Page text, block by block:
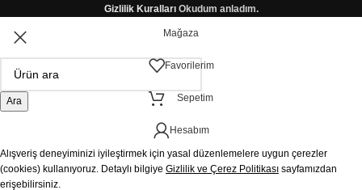
Gizlilik KurallarıOkudum anladım.
Ara
Mağaza
Favorilerim
Sepetim
Hesabım
Alışveriş deneyiminizi iyileştirmek için yasal düzenlemelere uygun çerezler
(cookies) kullanıyoruz. Detaylı bilgiye Gizlilik ve Çerez Politikası sayfamızdan
erişebilirsiniz.